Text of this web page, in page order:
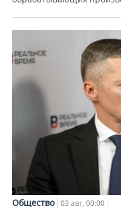
Общество 03 авг, 00:00